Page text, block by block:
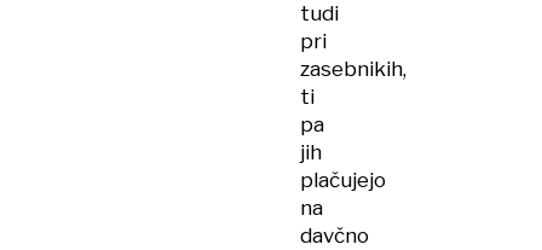
tudi
pri
zasebnikih,
ti
pa
jih
plačujejo
na
davčno